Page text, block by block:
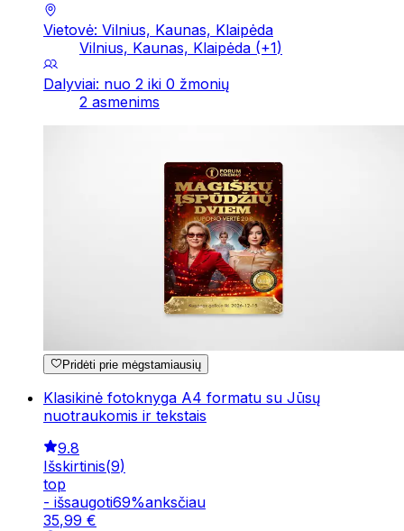
Vietovė: Vilnius, Kaunas, Klaipėda
Vilnius, Kaunas, Klaipėda (+1)
Dalyviai: nuo 2 iki 0 žmonių
2 asmenims
Pridėti prie mėgstamiausių
Klasikinė fotoknyga A4 formatu su Jūsų
nuotraukomis ir tekstais
9.8
Išskirtinis(9)
top
- išsaugoti69%anksčiau
35,99 €